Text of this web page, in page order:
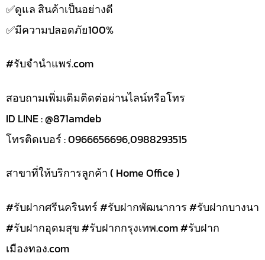
✅️ดูแล สินค้าเป็นอย่างดี
✅️มีความปลอดภัย100%
#รับจํานําแพร่.com
สอบถามเพิ่มเติมติดต่อผ่านไลน์หรือโทร
ID LINE : @871amdeb
โทรติดเบอร์ : 0966656696,0988293515
สาขาที่ให้บริการลูกค้า ( Home Office )
#รับฝากศรีนครินทร์ #รับฝากพัฒนาการ #รับฝากบางนา
#รับฝากอุดมสุข #รับฝากกรุงเทพ.com #รับฝาก
เมืองทอง.com